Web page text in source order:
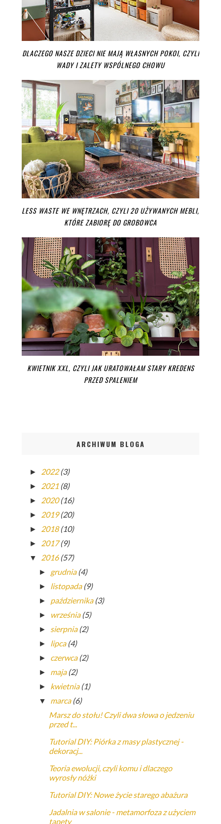
DLACZEGO NASZE DZIECI NIE MAJĄ WŁASNYCH POKOI, CZYLI
WADY I ZALETY WSPÓLNEGO CHOWU
LESS WASTE WE WNĘTRZACH, CZYLI 20 UŻYWANYCH MEBLI,
KTÓRE ZABIORĘ DO GROBOWCA
KWIETNIK XXL, CZYLI JAK URATOWAŁAM STARY KREDENS
PRZED SPALENIEM
ARCHIWUM BLOGA
► 2022(3)
► 2021 (8)
► 2020(16)
► 2019(20)
► 2018(10)
► 2017(9)
▼ 2016 (57)
► grudnia (4)
► listopada (9)
► października (3)
► września (5)
► sierpnia (2)
► lipca (4)
► czerwca (2)
► maja (2)
► kwietnia (1)
▼ marca (6)
Marsz do stołu! Czyli dwa słowa o jedzeniu
przed t...
Tutorial DIY: Piórka z masy plastycznej -
dekoracj...
Teoria ewolucji, czyli komu i dlaczego
wyrosły nóżki
Tutorial DIY: Nowe życie starego abażura
Jadalnia w salonie - metamorfoza z użyciem
tapety